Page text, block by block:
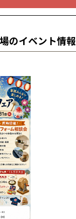
のイベント情報